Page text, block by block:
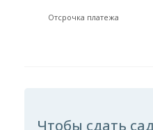
Отсрочка платежа
Чтобы сдать